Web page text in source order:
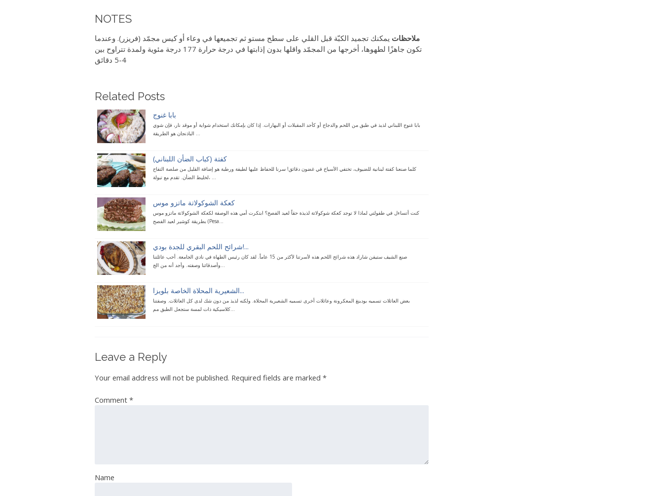
NOTES
ملاحظات يمكنك تجميد الكبّة قبل القلي على سطح مستو ثم تجميعها في وعاء أو كيس مجمّد (فريزر). وعندما
تكون جاهزًا لطهوها، أخرجها من المجمّد واقلها بدون إذابتها في درجة حرارة 177 درجة مئوية ولمدة تتراوح بين
4-5 دقائق
Related Posts
بابا غنوج
بابا غنوج اللبناني لذيذ في طبق من اللحم والدجاج أو كأحد المقبلات أو البهارات. إذا كان بإمكانك استخدام شواية أو موقد نار، فإن شوي
الباذنجان هو الطريقة ...
كفتة (كباب الضأن اللبناني)
كلما صنعنا كفتة لبنانية للضيوف، تختفي الأسياخ في غضون دقائق! سرنا للحفاظ عليها لطيفة ورطبة هو إضافة القليل من صلصة التفاح
لخليط الضأن. تقدم مع تبولة، ...
كعكة الشوكولاتة ماتزو موس
كنت أتساءل في طفولتي لماذا لا توجد كعكة شوكولاتة لذيذة حقاً لعيد الفصح؟ ابتكرت أمي هذه الوصفة لكعكة الشوكولاتة ماتزو موس
بطريقة كوشير لعيد الفصح (Pesa...
شرائح اللحم البقري للجدة بودي!...
صنع الشيف ستيفن شاراد هذه شرائح اللحم هذه لأسرتنا لأكثر من 15 عاماً. لقد كان رئيس الطهاة في نادي الجامعة. أحب عائلتنا
وأصدقائنا وصفته. وأجد أنه من الج...
الشعيرية المحلاة الخاصة بلويزا...
بعض العائلات تسميه بودينغ المعكرونة وعائلات أخرى تسميه الشعيرية المحلاة. ولكنه لذيذ من دون شك لدى كل العائلات. وصفتنا
كلاسيكية ذات لمسة ستجعل الطبق مم...
Leave a Reply
Your email address will not be published. Required fields are marked *
Comment *
Name